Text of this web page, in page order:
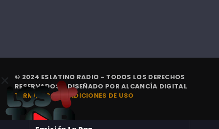
© 2024 ESLATINO RADIO - TODOS LOS DERECHOS
RESERVADOS. | DISEÑADO PORALCANCÍA DIGITAL
TÉRMINOS Y CONDICIONES DE USO